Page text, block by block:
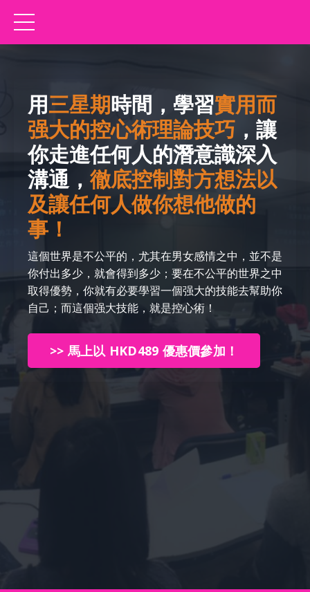
用三星期時間，學習實用而
强大的控心術理論技巧 ，讓
你走進任何人的潛意識深入
溝通， 徹底控制對方想法以
及讓任何人做你想他做的
事！
這個世界是不公平的，尤其在男女感情之中，並不是
你付出多少，就會得到多少；要在不公平的世界之中
取得優勢，你就有必要學習一個强大的技能去幫助你
自己；而這個强大技能，就是控心術！
>> 馬上以 HKD489 優惠價參加！